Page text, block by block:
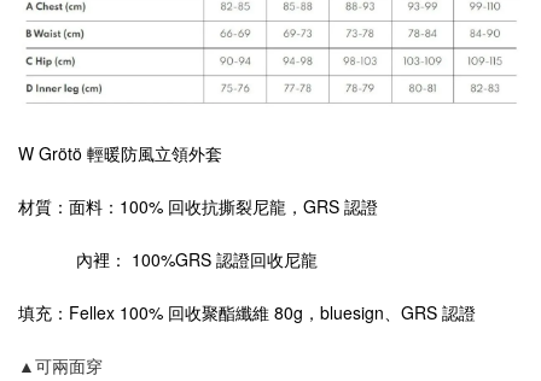
W Grötö 輕暖防風立領外套
材質：面料：100% 回收抗撕裂尼龍，GRS 認證
內裡： 100%GRS 認證回收尼龍
填充：Fellex 100% 回收聚酯纖維 80g，bluesign、GRS 認證
▲可兩面穿